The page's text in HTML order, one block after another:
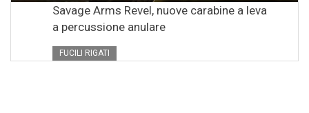
Savage Arms Revel, nuove carabine a leva
a percussione anulare
FUCILI RIGATI